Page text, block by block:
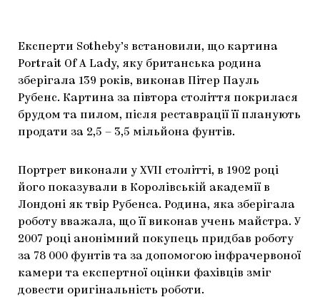
КІНО
МУЗЕЇ
КОЛЕКЦІЇ
ГАЛЕРЕЇ
ІСТОРІЇ
КОНСПЕКТИ
КНИЖКИ І ЖУРНАЛИ
ДОСЛІДНИЦЬКА ПЛАТФОРМА
ЗАПАЛЕННЯ
ЯК ПІДТРИМУВАТИ УКРАЇНСЬКЕ МИСТЕЦТВО
CARPATHIAN CULT ПРО РІЗДВЯНІ СВЯТА
КРАМНИЦЯ
Експерти Sotheby’s встановили, що картина
Portrait Of A Lady, яку британська родина
зберігала 139 років, виконав Пітер Пауль
Рубенс. Картина за півтора століття покрилася
брудом та пилом, після реставрації її планують
продати за 2,5 – 3,5 мільйона фунтів.
Портрет виконали у XVII столітті, в 1902 році
його показували в Королівській академії в
Лондоні як твір Рубенса. Родина, яка зберігала
роботу вважала, що її виконав учень майстра. У
2007 році анонімний покупець придбав роботу
за 78 000 фунтів та за допомогою інфрачервоної
камери та експертної оцінки фахівців зміг
довести оригінальність роботи.